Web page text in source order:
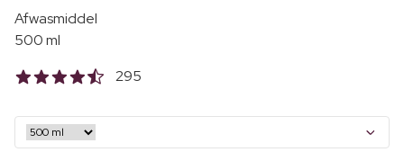
Afwasmiddel
500 ml
295